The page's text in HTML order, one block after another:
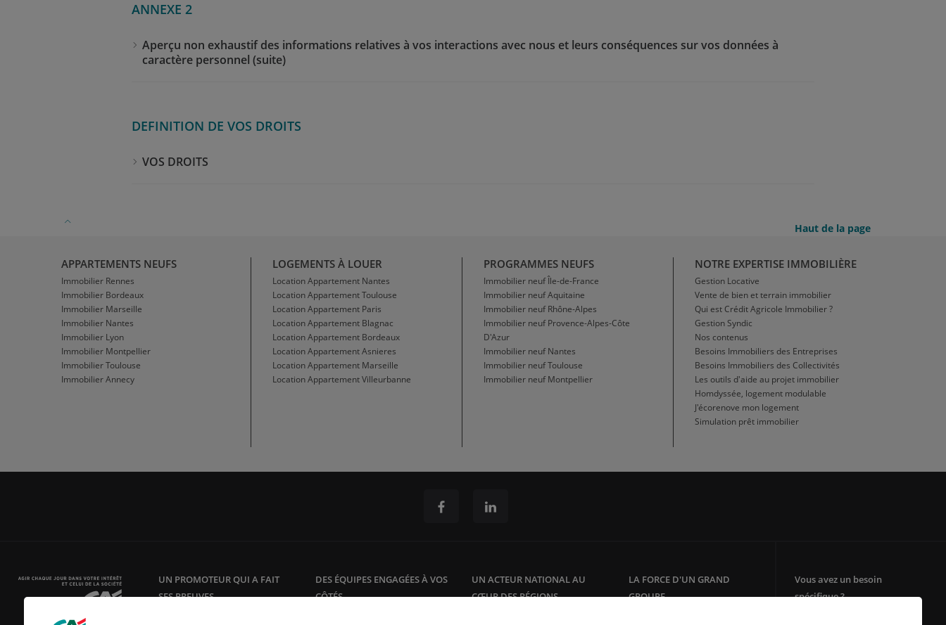
ANNEXE 2
Aperçu non exhaustif des informations relatives à vos interactions avec nous et leurs conséquences sur vos données à
caractère personnel (suite)
DEFINITION DE VOS DROITS
VOS DROITS
Haut de la page
APPARTEMENTS NEUFS
Immobilier Rennes
Immobilier Bordeaux
Immobilier Marseille
Immobilier Nantes
Immobilier Lyon
Immobilier Montpellier
Immobilier Toulouse
Immobilier Annecy
LOGEMENTS À LOUER
Location Appartement Nantes
Location Appartement Toulouse
Location Appartement Paris
Location Appartement Blagnac
Location Appartement Bordeaux
Location Appartement Asnieres
Location Appartement Marseille
Location Appartement Villeurbanne
PROGRAMMES NEUFS
Immobilier neuf Île-de-France
Immobilier neuf Aquitaine
Immobilier neuf Rhône-Alpes
Immobilier neuf Provence-Alpes-Côte
D'Azur
Immobilier neuf Nantes
Immobilier neuf Toulouse
Immobilier neuf Montpellier
NOTRE EXPERTISE IMMOBILIÈRE
Gestion Locative
Vente de bien et terrain immobilier
Qui est Crédit Agricole Immobilier ?
Gestion Syndic
Nos contenus
Besoins Immobiliers des Entreprises
Besoins Immobiliers des Collectivités
Les outils d'aide au projet immobilier
Homdyssée, logement modulable
J'écorenove mon logement
Simulation prêt immobilier
UN PROMOTEUR QUI A FAIT
SES PREUVES
DES ÉQUIPES ENGAGÉES À VOS
CÔTÉS
UN ACTEUR NATIONAL AU
CŒUR DES RÉGIONS
LA FORCE D'UN GRAND
GROUPE
Vous avez un besoin
spécifique ?